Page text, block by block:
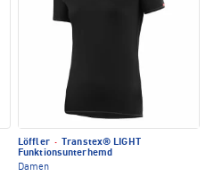
Löffler ·
Transtex® LIGHT
Funktionsunterhemd
Damen